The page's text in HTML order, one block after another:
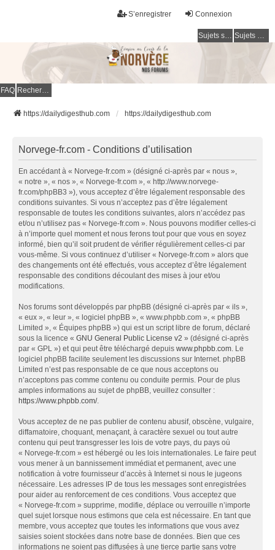
Connexion
S’enregistrer
Sujets sans réponse Sujets actifs
FAQ Rechercher
https://dailydigesthub.com https://dailydigesthub.com
Norvege-fr.com - Conditions d’utilisation
En accédant à « Norvege-fr.com » (désigné ci-après par « nous »,
« notre », « nos », « Norvege-fr.com », « http://www.norvege-
fr.com/phpBB3 »), vous acceptez d’être légalement responsable des
conditions suivantes. Si vous n’acceptez pas d’être légalement
responsable de toutes les conditions suivantes, alors n’accédez pas
et/ou n’utilisez pas « Norvege-fr.com ». Nous pouvons modifier celles-ci
à n’importe quel moment et nous ferons tout pour que vous en soyez
informé, bien qu’il soit prudent de vérifier régulièrement celles-ci par
vous-même. Si vous continuez d’utiliser « Norvege-fr.com » alors que
des changements ont été effectués, vous acceptez d’être légalement
responsable des conditions découlant des mises à jour et/ou
modifications.
Nos forums sont développés par phpBB (désigné ci-après par « ils »,
« eux », « leur », « logiciel phpBB », « www.phpbb.com », « phpBB
Limited », « Équipes phpBB ») qui est un script libre de forum, déclaré
sous la licence « GNU General Public License v2 » (désigné ci-après
par « GPL ») et qui peut être téléchargé depuis www.phpbb.com. Le
logiciel phpBB facilite seulement les discussions sur Internet. phpBB
Limited n’est pas responsable de ce que nous acceptons ou
n’acceptons pas comme contenu ou conduite permis. Pour de plus
amples informations au sujet de phpBB, veuillez consulter :
https://www.phpbb.com/.
Vous acceptez de ne pas publier de contenu abusif, obscène, vulgaire,
diffamatoire, choquant, menaçant, à caractère sexuel ou tout autre
contenu qui peut transgresser les lois de votre pays, du pays où
« Norvege-fr.com » est hébergé ou les lois internationales. Le faire peut
vous mener à un bannissement immédiat et permanent, avec une
notification à votre fournisseur d’accès à Internet si nous le jugeons
nécessaire. Les adresses IP de tous les messages sont enregistrées
pour aider au renforcement de ces conditions. Vous acceptez que
« Norvege-fr.com » supprime, modifie, déplace ou verrouille n’importe
quel sujet lorsque nous estimons que cela est nécessaire. En tant que
membre, vous acceptez que toutes les informations que vous avez
saisies soient stockées dans notre base de données. Bien que ces
informations ne soient pas diffusées à une tierce partie sans votre